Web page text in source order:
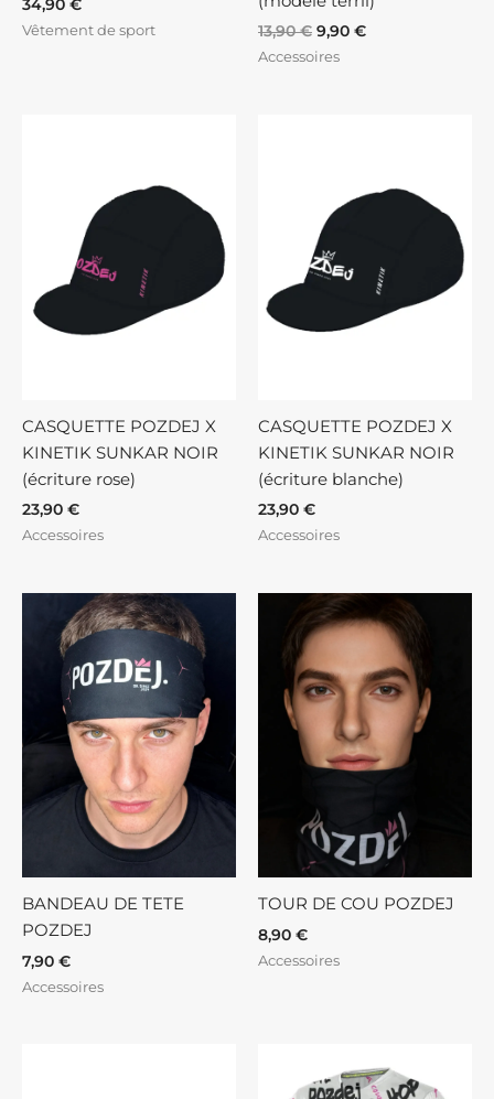
34,90 €
Vêtement de sport 13,90€ 9,90 €
Accessoires
CASQUETTE POZDEJ X
KINETIK SUNKAR NOIR
(écriture rose)
23,90 €
Accessoires
CASQUETTE POZDEJ X
KINETIK SUNKAR NOIR
(écriture blanche)
23,90 €
Accessoires
BANDEAU DE TETE
POZDEJ
7,90 €
Accessoires
TOUR DE COU POZDEJ
8,90 €
Accessoires